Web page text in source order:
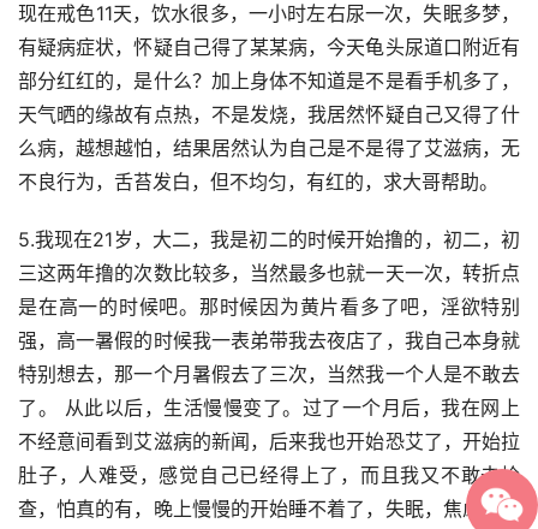
现在戒色11天，饮水很多，一小时左右尿一次，失眠多梦，
有疑病症状，怀疑自己得了某某病，今天龟头尿道口附近有
部分红红的，是什么？加上身体不知道是不是看手机多了，
天气晒的缘故有点热，不是发烧，我居然怀疑自己又得了什
么病，越想越怕，结果居然认为自己是不是得了艾滋病，无
不良行为，舌苔发白，但不均匀，有红的，求大哥帮助。
5.我现在21岁，大二，我是初二的时候开始撸的，初二，初
三这两年撸的次数比较多，当然最多也就一天一次，转折点
是在高一的时候吧。那时候因为黄片看多了吧，淫欲特别
强，高一暑假的时候我一表弟带我去夜店了，我自己本身就
特别想去，那一个月暑假去了三次，当然我一个人是不敢去
了。 从此以后，生活慢慢变了。过了一个月后，我在网上
不经意间看到艾滋病的新闻，后来我也开始恐艾了，开始拉
肚子，人难受，感觉自己已经得上了，而且我又不敢去检
查，怕真的有，晚上慢慢的开始睡不着了，失眠，焦虑，恐